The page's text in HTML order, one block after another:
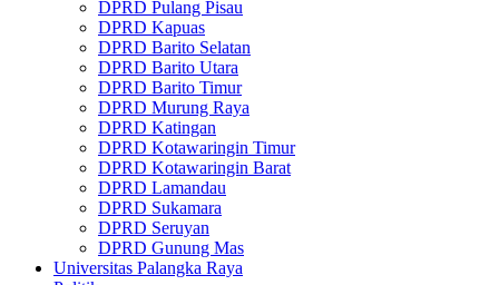
DPRD Pulang Pisau
DPRD Kapuas
DPRD Barito Selatan
DPRD Barito Utara
DPRD Barito Timur
DPRD Murung Raya
DPRD Katingan
DPRD Kotawaringin Timur
DPRD Kotawaringin Barat
DPRD Lamandau
DPRD Sukamara
DPRD Seruyan
DPRD Gunung Mas
Universitas Palangka Raya